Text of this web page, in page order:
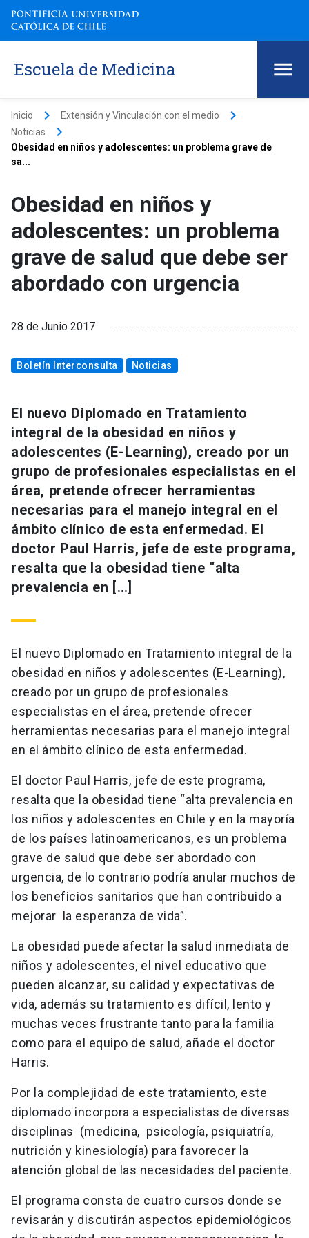
Escuela de Medicina
Inicio keyboard_arrow_right Extensión y Vinculación con el medio keyboard_arrow_right
Noticias keyboard_arrow_right
Obesidad en niños y adolescentes: un problema grave de
sa...
Obesidad en niños y
adolescentes: un problema
grave de salud que debe ser
abordado con urgencia
28 de Junio 2017
Boletín Interconsulta Noticias
El nuevo Diplomado en Tratamiento
integral de la obesidad en niños y
adolescentes (E-Learning), creado por un
grupo de profesionales especialistas en el
área, pretende ofrecer herramientas
necesarias para el manejo integral en el
ámbito clínico de esta enfermedad. El
doctor Paul Harris, jefe de este programa,
resalta que la obesidad tiene “alta
prevalencia en […]
El nuevo Diplomado en Tratamiento integral de la
obesidad en niños y adolescentes (E-Learning),
creado por un grupo de profesionales
especialistas en el área, pretende ofrecer
herramientas necesarias para el manejo integral
en el ámbito clínico de esta enfermedad.
El doctor Paul Harris, jefe de este programa,
resalta que la obesidad tiene “alta prevalencia en
los niños y adolescentes en Chile y en la mayoría
de los países latinoamericanos, es un problema
grave de salud que debe ser abordado con
urgencia, de lo contrario podría anular muchos de
los beneficios sanitarios que han contribuido a
mejorar la esperanza de vida”.
La obesidad puede afectar la salud inmediata de
niños y adolescentes, el nivel educativo que
pueden alcanzar, su calidad y expectativas de
vida, además su tratamiento es difícil, lento y
muchas veces frustrante tanto para la familia
como para el equipo de salud, añade el doctor
Harris.
Por la complejidad de este tratamiento, este
diplomado incorpora a especialistas de diversas
disciplinas (medicina, psicología, psiquiatría,
nutrición y kinesiología) para favorecer la
atención global de las necesidades del paciente.
El programa consta de cuatro cursos donde se
revisarán y discutirán aspectos epidemiológicos